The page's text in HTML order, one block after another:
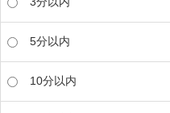
5分以内
10分以内